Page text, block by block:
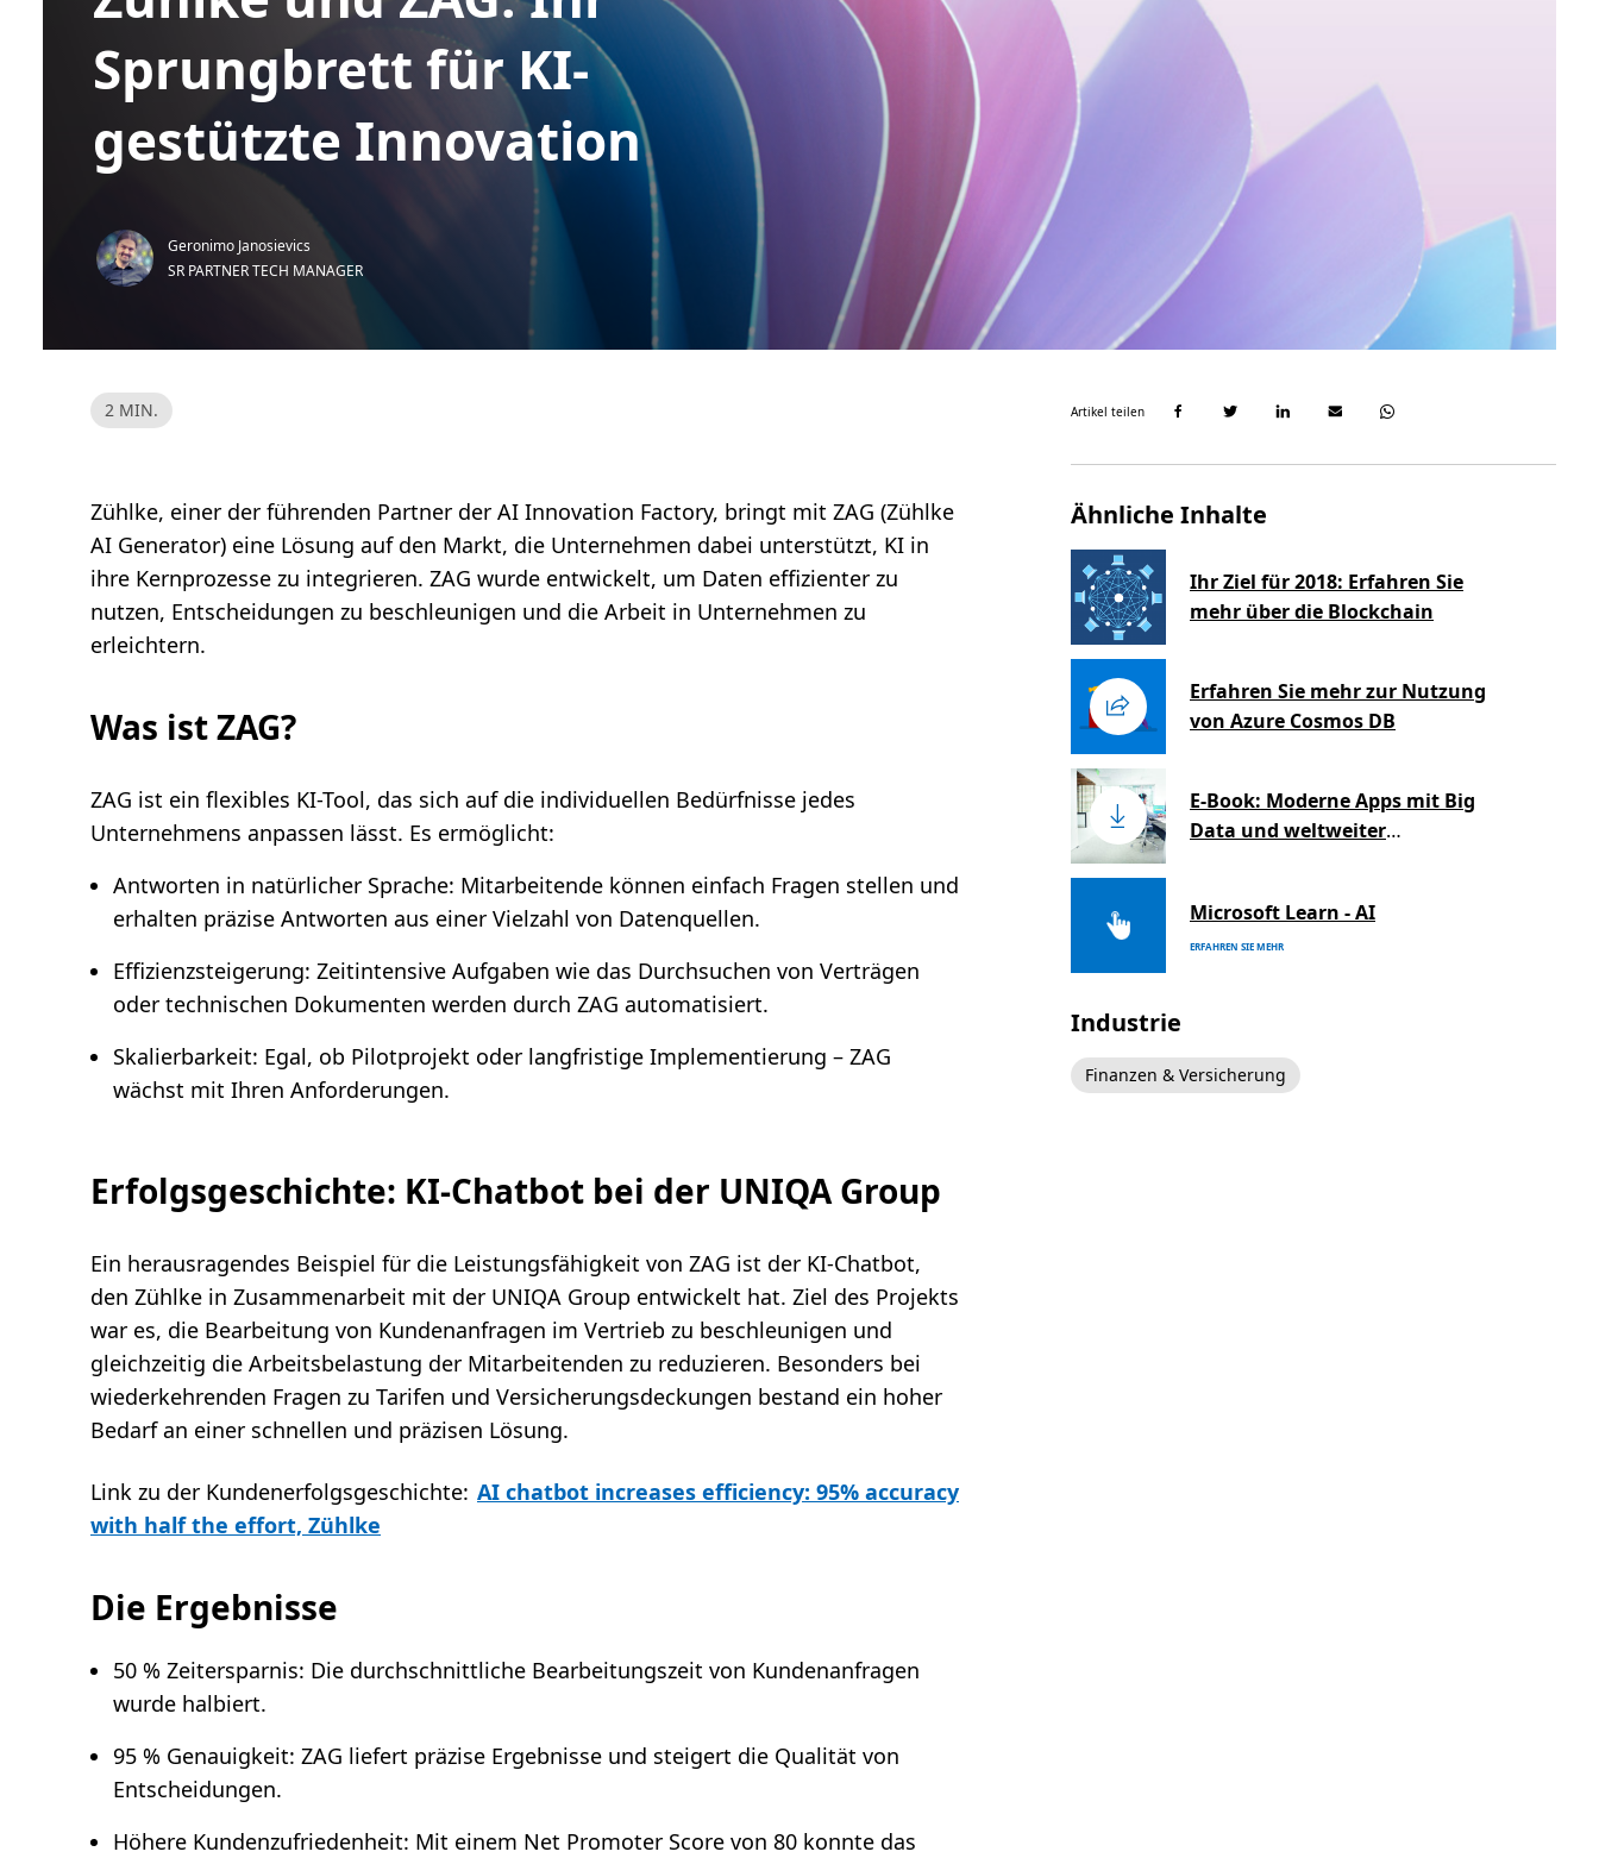
Sprungbrett für KI-
gestützte Innovation
Geronimo Janosievics
SR PARTNER TECH MANAGER
L
e
i
t
2
m
i
.
2 MIN.
Zühlke, einer der führenden Partner der AI Innovation Factory, bringt mit ZAG (Zühlke
AI Generator) eine Lösung auf den Markt, die Unternehmen dabei unterstützt, KI in
ihre Kernprozesse zu integrieren. ZAG wurde entwickelt, um Daten effizienter zu
nutzen, Entscheidungen zu beschleunigen und die Arbeit in Unternehmen zu
erleichtern.
Was ist ZAG?
ZAG ist ein flexibles KI-Tool, das sich auf die individuellen Bedürfnisse jedes
Unternehmens anpassen lässt. Es ermöglicht:
Antworten in natürlicher Sprache: Mitarbeitende können einfach Fragen stellen und
erhalten präzise Antworten aus einer Vielzahl von Datenquellen.
Effizienzsteigerung: Zeitintensive Aufgaben wie das Durchsuchen von Verträgen
oder technischen Dokumenten werden durch ZAG automatisiert.
Skalierbarkeit: Egal, ob Pilotprojekt oder langfristige Implementierung – ZAG
wächst mit Ihren Anforderungen.
Erfolgsgeschichte: KI-Chatbot bei der UNIQA Group
Ein herausragendes Beispiel für die Leistungsfähigkeit von ZAG ist der KI-Chatbot,
den Zühlke in Zusammenarbeit mit der UNIQA Group entwickelt hat. Ziel des Projekts
war es, die Bearbeitung von Kundenanfragen im Vertrieb zu beschleunigen und
gleichzeitig die Arbeitsbelastung der Mitarbeitenden zu reduzieren. Besonders bei
wiederkehrenden Fragen zu Tarifen und Versicherungsdeckungen bestand ein hoher
Bedarf an einer schnellen und präzisen Lösung.
Link zu der Kundenerfolgsgeschichte: AI chatbot increases efficiency: 95% accuracy
with half the effort, Zühlke
Die Ergebnisse
50 % Zeitersparnis: Die durchschnittliche Bearbeitungszeit von Kundenanfragen
wurde halbiert.
95 % Genauigkeit: ZAG liefert präzise Ergebnisse und steigert die Qualität von
Entscheidungen.
Höhere Kundenzufriedenheit: Mit einem Net Promoter Score von 80 konnte das
Artikel teilen
Ähnliche Inhalte
Ihr Ziel für 2018: Erfahren Sie
mehr über die Blockchain
Erfahren Sie mehr zur Nutzung
von Azure Cosmos DB
E-Book: Moderne Apps mit Big
Data und weltweiter
Microsoft Learn - AI
ERFAHREN SIE MEHR
Industrie
Finanzen & Versicherung